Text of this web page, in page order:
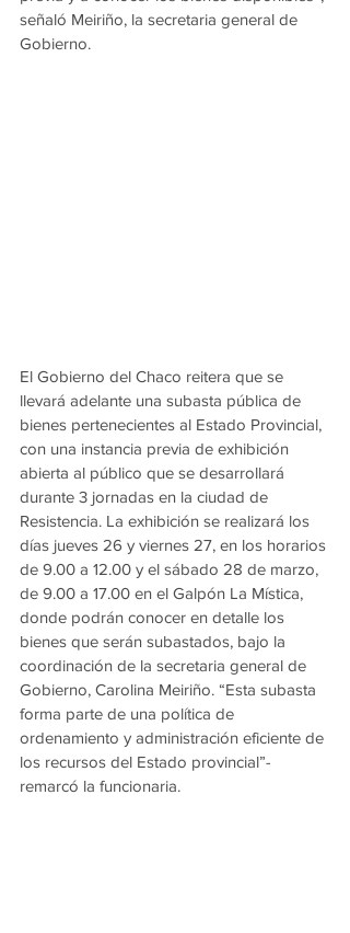
señaló Meiriño, la secretaria general de
Gobierno.
El Gobierno del Chaco reitera que se
llevará adelante una subasta pública de
bienes pertenecientes al Estado Provincial,
con una instancia previa de exhibición
abierta al público que se desarrollará
durante 3 jornadas en la ciudad de
Resistencia. La exhibición se realizará los
días jueves 26 y viernes 27, en los horarios
de 9.00 a 12.00 y el sábado 28 de marzo,
de 9.00 a 17.00 en el Galpón La Mística,
donde podrán conocer en detalle los
bienes que serán subastados, bajo la
coordinación de la secretaria general de
Gobierno, Carolina Meiriño. “Esta subasta
forma parte de una política de
ordenamiento y administración eficiente de
los recursos del Estado provincial”-
remarcó la funcionaria.